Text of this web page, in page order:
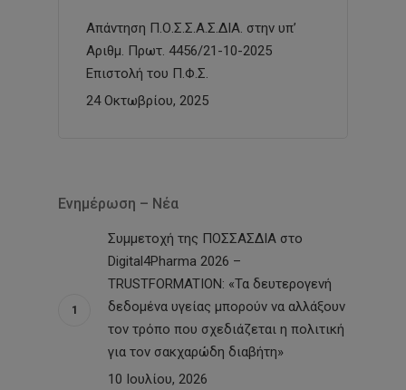
Απάντηση Π.Ο.Σ.Σ.Α.Σ.ΔΙΑ. στην υπ’
Αριθμ. Πρωτ. 4456/21-10-2025
Επιστολή του Π.Φ.Σ.
24 Οκτωβρίου, 2025
Ενημέρωση – Νέα
Συμμετοχή της ΠΟΣΣΑΣΔΙΑ στο
Digital4Pharma 2026 –
TRUSTFORMATION: «Τα δευτερογενή
δεδομένα υγείας μπορούν να αλλάξουν
τον τρόπο που σχεδιάζεται η πολιτική
για τον σακχαρώδη διαβήτη»
10 Ιουλίου, 2026